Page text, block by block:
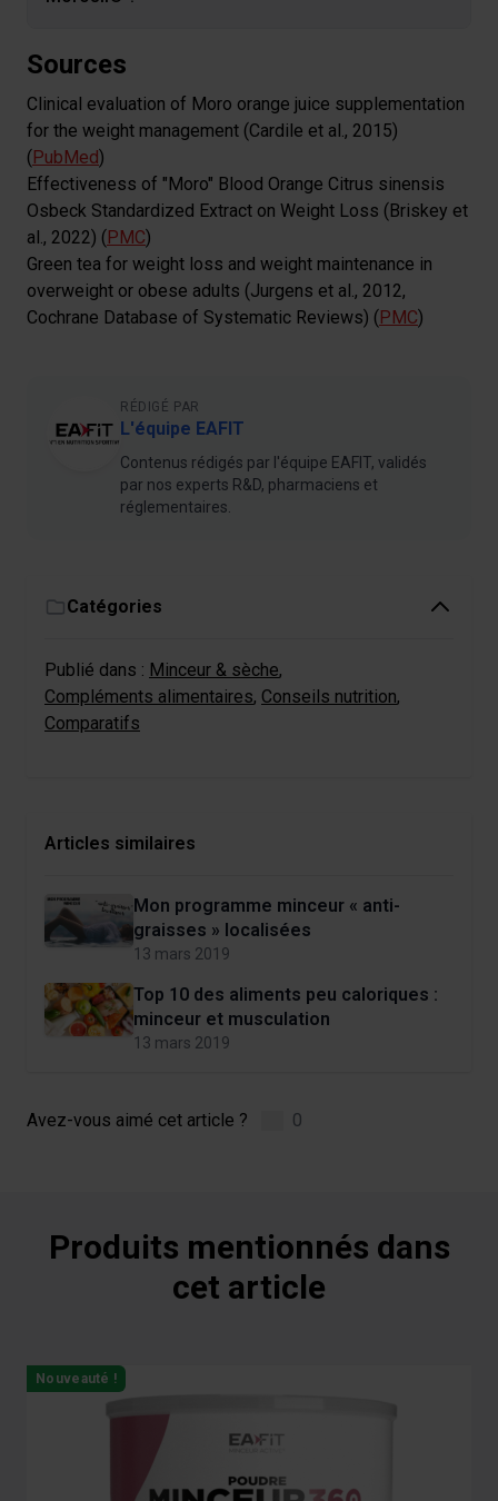
Sources
Clinical evaluation of Moro orange juice supplementation
for the weight management (Cardile et al., 2015)
(PubMed)
Effectiveness of "Moro" Blood Orange Citrus sinensis
Osbeck Standardized Extract on Weight Loss (Briskey et
al., 2022) (PMC)
Green tea for weight loss and weight maintenance in
overweight or obese adults (Jurgens et al., 2012,
Cochrane Database of Systematic Reviews) (PMC)
RÉDIGÉ PAR
L'équipe EAFIT
Contenus rédigés par l'équipe EAFIT, validés
par nos experts R&D, pharmaciens et
réglementaires.
Catégories
Publié dans : Minceur & sèche,
Compléments alimentaires, Conseils nutrition,
Comparatifs
Articles similaires
Mon programme minceur « anti-
graisses » localisées
13 mars 2019
Top 10 des aliments peu caloriques :
minceur et musculation
13 mars 2019
Avez-vous aimé cet article ? 0
Produits mentionnés dans
cet article
Navigating through the elements of the carousel is
Press to skip carousel
Press to go to carousel navigation
Nouveauté !